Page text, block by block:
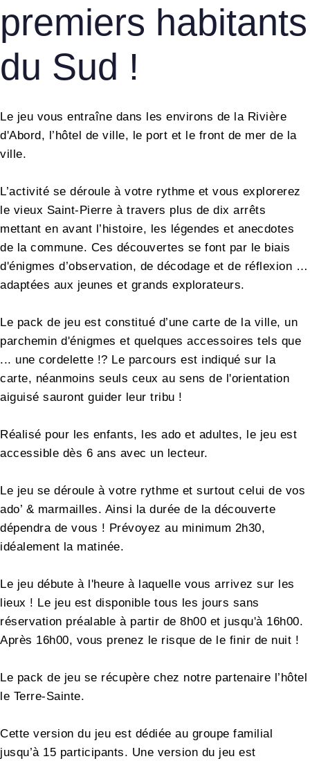
premiers habitants
du Sud !
Le jeu vous entraîne dans les environs de la Rivière
d'Abord, l’hôtel de ville, le port et le front de mer de la
ville.
L’activité se déroule à votre rythme et vous explorerez
le vieux Saint-Pierre à travers plus de dix arrêts
mettant en avant l’histoire, les légendes et anecdotes
de la commune. Ces découvertes se font par le biais
d'énigmes d’observation, de décodage et de réflexion …
adaptées aux jeunes et grands explorateurs.
Le pack de jeu est constitué d’une carte de la ville, un
parchemin d'énigmes et quelques accessoires tels que
... une cordelette !? Le parcours est indiqué sur la
carte, néanmoins seuls ceux au sens de l'orientation
aiguisé sauront guider leur tribu !
Réalisé pour les enfants, les ado et adultes, le jeu est
accessible dès 6 ans avec un lecteur.
Le jeu se déroule à votre rythme et surtout celui de vos
ado’ & marmailles. Ainsi la durée de la découverte
dépendra de vous ! Prévoyez au minimum 2h30,
idéalement la matinée.
Le jeu débute à l'heure à laquelle vous arrivez sur les
lieux ! Le jeu est disponible tous les jours sans
réservation préalable à partir de 8h00 et jusqu'à 16h00.
Après 16h00, vous prenez le risque de le finir de nuit !
Le pack de jeu se récupère chez notre partenaire l’hôtel
le Terre-Sainte.
Cette version du jeu est dédiée au groupe familial
jusqu’à 15 participants. Une version du jeu est